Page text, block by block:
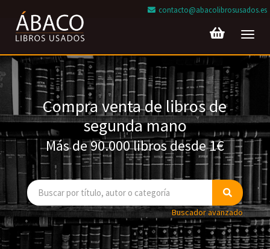
contacto@abacolibrosusados.es
Compra venta de libros de
segunda mano
Más de 90.000 libros desde 1€
Buscador avanzado